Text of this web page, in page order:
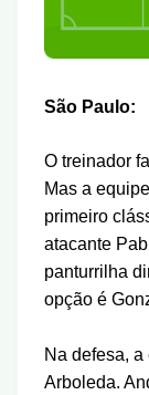
São Paulo:
O treinador
Mas a
primeiro
atacante
panturrilha
opção é
Na defesa,
Arboleda.